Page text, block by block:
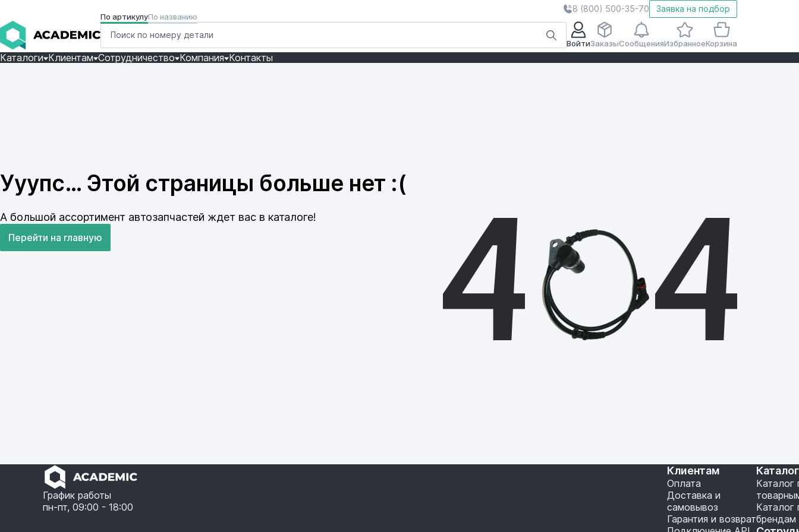
8 (800) 500-35-70 Заявка на подбор
По артикулуПо названию
ВойтиЗаказыСообщенияИзбранноеКорзина
Каталоги Клиентам Сотрудничество Компания Контакты
Ууупс… Этой страницы больше нет :(
А большой ассортимент автозапчастей ждет вас в каталоге!
Перейти на главную
График работы
пн-пт, 09:00 - 18:00
Клиентам
Оплата
Доставка и
самовывоз
Гарантия и возврат
Каталог
Каталог
брендам